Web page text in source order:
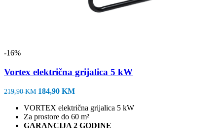
-16%
Vortex električna grijalica 5 kW
219,90KM Izvorna
bila
je:
219,90 KM.
184,90 KMTrenutna
je:
184,90 KM.
VORTEX električna grijalica 5 kW
Za prostore do 60 m²
GARANCIJA 2 GODINE